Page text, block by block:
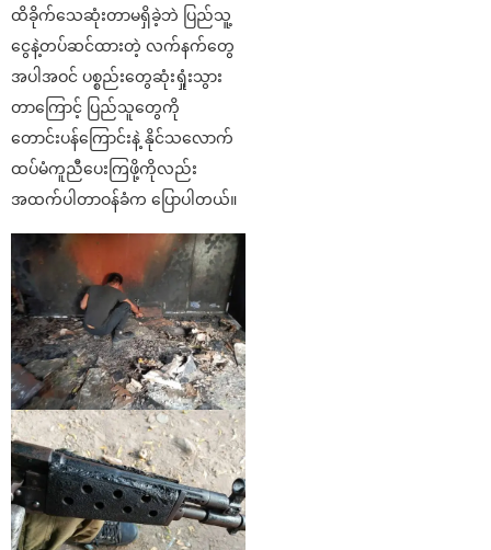
ထိခိုက်သေဆုံးတာမရှိခဲ့ဘဲ ပြည်သူ့
ငွေနဲ့တပ်ဆင်ထားတဲ့ လက်နက်တွေ
အပါအဝင် ပစ္စည်းတွေဆုံးရှုံးသွား
တာကြောင့် ပြည်သူတွေကို
တောင်းပန်ကြောင်းနဲ့ နိုင်သလောက်
ထပ်မံကူညီပေးကြဖို့ကိုလည်း
အထက်ပါတာဝန်ခံက ပြောပါတယ်။